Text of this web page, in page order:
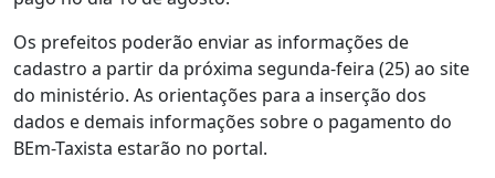
Os prefeitos poderão enviar as informações de
cadastro a partir da próxima segunda-feira (25) ao site
do ministério. As orientações para a inserção dos
dados e demais informações sobre o pagamento do
BEm-Taxista estarão no portal.